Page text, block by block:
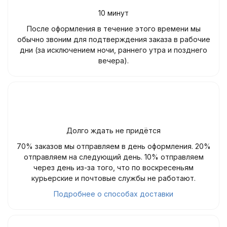
10 минут
После оформления в течение этого времени мы
обычно звоним для подтверждения заказа в рабочие
дни (за исключением ночи, раннего утра и позднего
вечера).
Долго ждать не придётся
70% заказов мы отправляем в день оформления. 20%
отправляем на следующий день. 10% отправляем
через день из-за того, что по воскресеньям
курьерские и почтовые службы не работают.
Подробнее о способах доставки